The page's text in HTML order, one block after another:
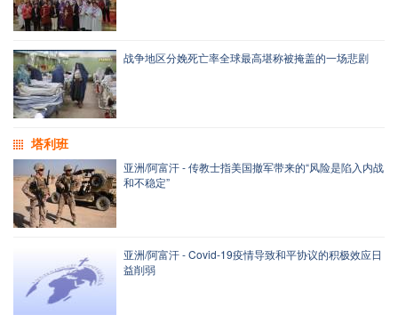
战争地区分娩死亡率全球最高堪称被掩盖的一场悲剧
塔利班
亚洲/阿富汗 - 传教士指美国撤军带来的“风险是陷入内战
和不稳定”
亚洲/阿富汗 - Covid-19疫情导致和平协议的积极效应日
益削弱